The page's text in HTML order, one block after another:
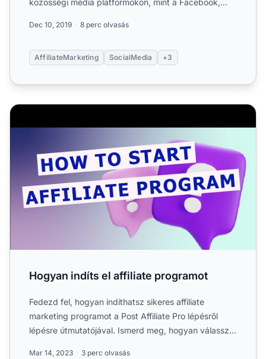
közösségi média platformokon, mint a Facebook,
Dec 10, 2019 8 perc olvasás
AffiliateMarketing SocialMedia +3
Hogyan indíts el affiliate programot
Hogyan indíts el affiliate programot
Fedezd fel, hogyan indíthatsz sikeres affiliate
marketing programot a Post Affiliate Pro lépésről
lépésre útmutatójával. Ismerd meg, hogyan válassz
Mar 14, 2023 3 perc olvasás